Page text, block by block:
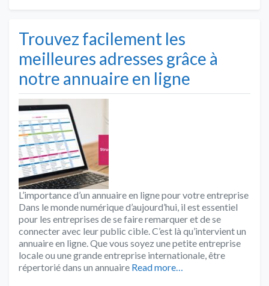
Trouvez facilement les
meilleures adresses grâce à
notre annuaire en ligne
L’importance d’un annuaire en ligne pour votre entreprise
Dans le monde numérique d’aujourd’hui, il est essentiel
pour les entreprises de se faire remarquer et de se
connecter avec leur public cible. C’est là qu’intervient un
annuaire en ligne. Que vous soyez une petite entreprise
locale ou une grande entreprise internationale, être
répertorié dans un annuaire Read more…